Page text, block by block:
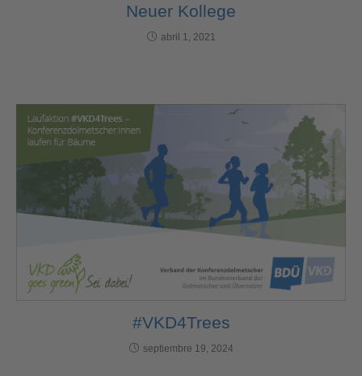
Neuer Kollege
abril 1, 2021
#VKD4Trees
septiembre 19, 2024